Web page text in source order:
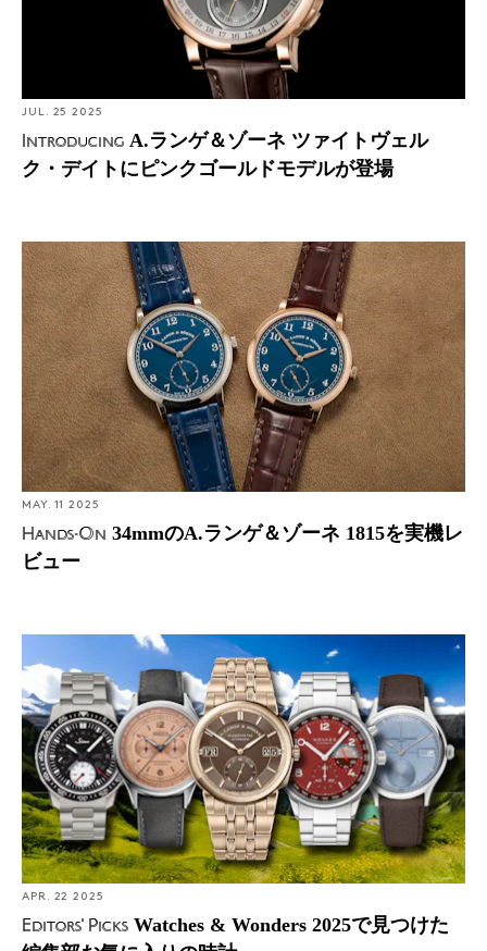
JUL. 25 2025
Introducing A.ランゲ＆ゾーネ ツァイトヴェル
ク・デイトにピンクゴールドモデルが登場
Hands-On: 34mmのA.ランゲ＆ゾーネ 1815を実機レビュ
ー
MAY. 11 2025
Hands-On 34mmのA.ランゲ＆ゾーネ 1815を実機レ
ビュー
Editors' Picks: Watches & Wonders 2025で見つけた編集部
お気に入りの時計
APR. 22 2025
Editors' Picks Watches & Wonders 2025で見つけた